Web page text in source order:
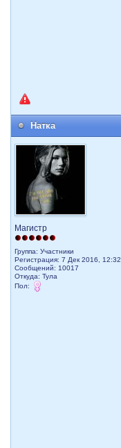
Натка
Магистр
Группа: Участники
Регистрация: 7 Дек 2016, 12:32
Сообщений: 10017
Откуда: Тула
Пол: